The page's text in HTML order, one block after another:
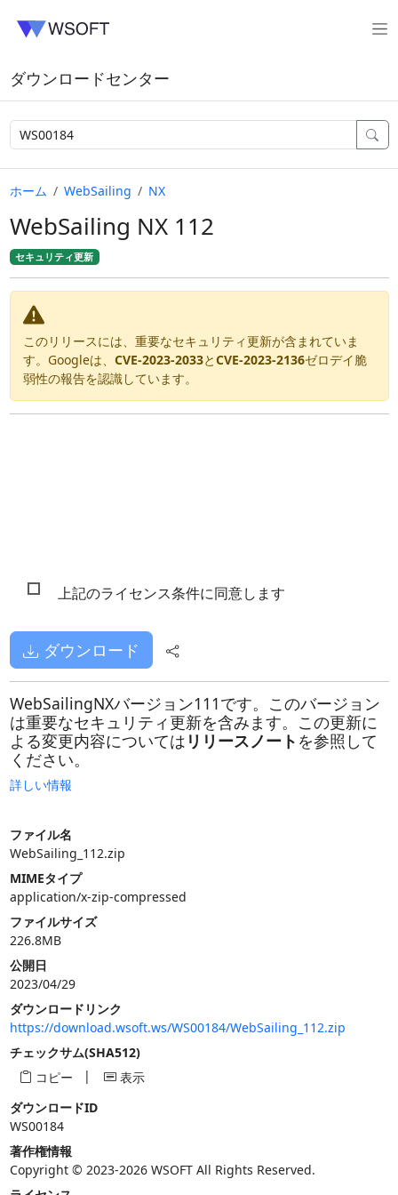
ダウンロードセンター
ホーム WebSailing NX
WebSailing NX 112
セキュリティ更新
このリリースには、重要なセキュリティ更新が含まれていま
す。Googleは、 CVE-2023-2033とCVE-2023-2136ゼロデイ脆
弱性の報告を認識しています。
上記のライセンス条件に同意します
ダウンロード
WebSailingNXバージョン111です。このバージョン
は重要なセキュリティ更新を含みます。この更新に
よる変更内容については リリースノート を参照して
ください。
詳しい情報
ファイル名
WebSailing_112.zip
MIMEタイプ
application/x-zip-compressed
ファイルサイズ
226.8MB
公開日
2023/04/29
ダウンロードリンク
https://download.wsoft.ws/WS00184/WebSailing_112.zip
チェックサム(SHA512)
コピー
|
表示
ダウンロードID
WS00184
著作権情報
Copyright © 2023-2026 WSOFT All Rights Reserved.